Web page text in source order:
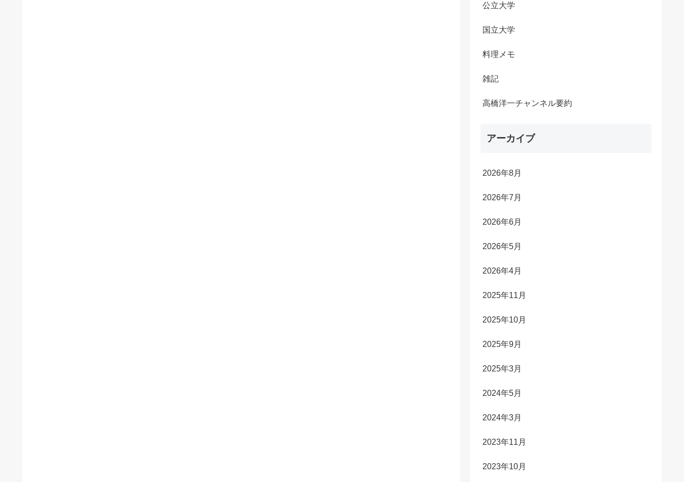
公立大学
国立大学
料理メモ
雑記
高橋洋一チャンネル要約
アーカイブ
2026年8月
2026年7月
2026年6月
2026年5月
2026年4月
2025年11月
2025年10月
2025年9月
2025年3月
2024年5月
2024年3月
2023年11月
2023年10月